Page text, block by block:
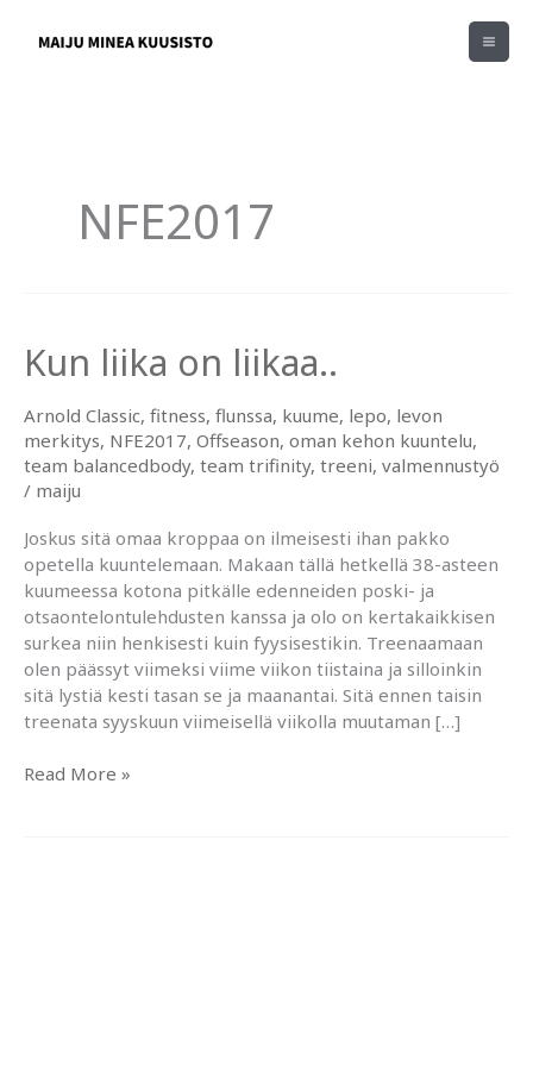
sisältöön
NFE2017
Kun liika on liikaa..
Arnold Classic, fitness, flunssa, kuume, lepo, levon
merkitys, NFE2017, Offseason, oman kehon kuuntelu,
team balancedbody, team trifinity, treeni, valmennustyö
/ maiju
Joskus sitä omaa kroppaa on ilmeisesti ihan pakko
opetella kuuntelemaan. Makaan tällä hetkellä 38-asteen
kuumeessa kotona pitkälle edenneiden poski- ja
otsaontelontulehdusten kanssa ja olo on kertakaikkisen
surkea niin henkisesti kuin fyysisestikin. Treenaamaan
olen päässyt viimeksi viime viikon tiistaina ja silloinkin
sitä lystiä kesti tasan se ja maanantai. Sitä ennen taisin
treenata syyskuun viimeisellä viikolla muutaman […]
Kun
Read More »